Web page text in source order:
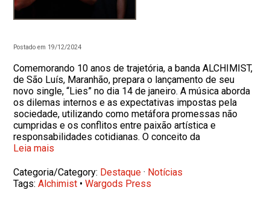
Postado em 19/12/2024
Comemorando 10 anos de trajetória, a banda ALCHIMIST,
de São Luís, Maranhão, prepara o lançamento de seu
novo single, “Lies” no dia 14 de janeiro. A música aborda
os dilemas internos e as expectativas impostas pela
sociedade, utilizando como metáfora promessas não
cumpridas e os conflitos entre paixão artística e
responsabilidades cotidianas. O conceito da
Leia mais
Categoria/Category: Destaque · Notícias
Tags:Alchimist •Wargods Press